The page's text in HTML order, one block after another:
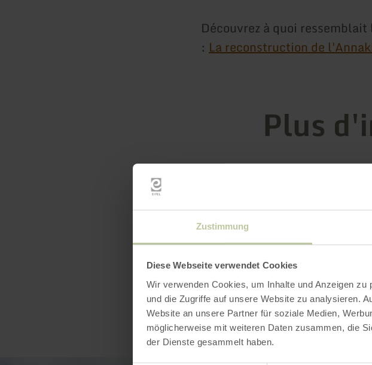
Zustimmung
Diese Webseite verwendet Cookies
Wir verwenden Cookies, um Inhalte und Anzeigen
und die Zugriffe auf unsere Website zu analysieren.
Website an unsere Partner für soziale Medien,
möglicherweise mit weiteren Daten zusammen, die
der Dienste gesammelt haben.
Découvrez à quoi
: La reconstruction de
Plus
Heures d'ouverture